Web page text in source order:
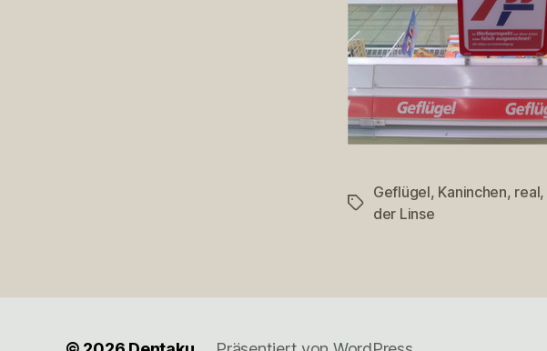
Schlagwörter
Geflügel, Kaninchen, real,
der Linse